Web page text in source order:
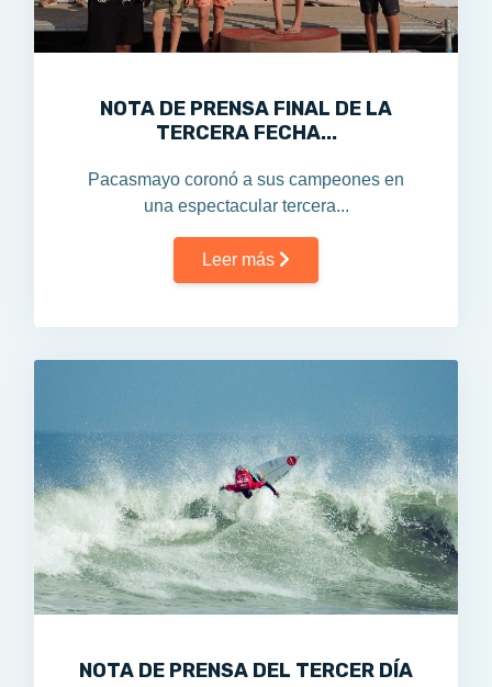
NOTA DE PRENSA FINAL DE LA
TERCERA FECHA...
Pacasmayo coronó a sus campeones en
una espectacular tercera...
Leer más
NOTA DE PRENSA DEL TERCER DÍA